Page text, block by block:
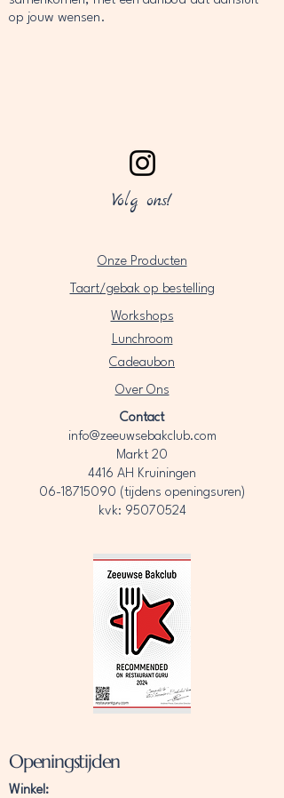
op jouw wensen.
Volg ons!
Onze Producten
Taart/gebak op bestelling
Workshops
Lunchroom
Cadeaubon
Over Ons​
Contact
info@zeeuwsebakclub.com
Markt 20
4416 AH Kruiningen
06-18715090 (tijdens openingsuren)
kvk: 95070524
Openingstijden
Winkel: